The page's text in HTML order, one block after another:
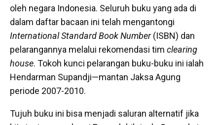
oleh negara Indonesia. Seluruh buku yang ada di
dalam daftar bacaan ini telah mengantongi
International Standard Book Number(ISBN) dan
pelarangannya melalui rekomendasi tim clearing
house. Tokoh kunci pelarangan buku-buku ini ialah
Hendarman Supandji—mantan Jaksa Agung
periode 2007-2010.
Tujuh buku ini bisa menjadi saluran alternatif jika